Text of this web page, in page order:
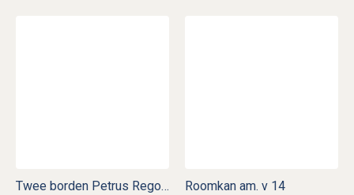
Twee borden Petrus Regout Cerès
Roomkan am. v 14